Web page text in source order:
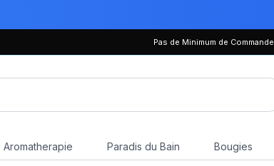
Pas de Minimum de Commande
Aromatherapie Paradis du Bain Bougies